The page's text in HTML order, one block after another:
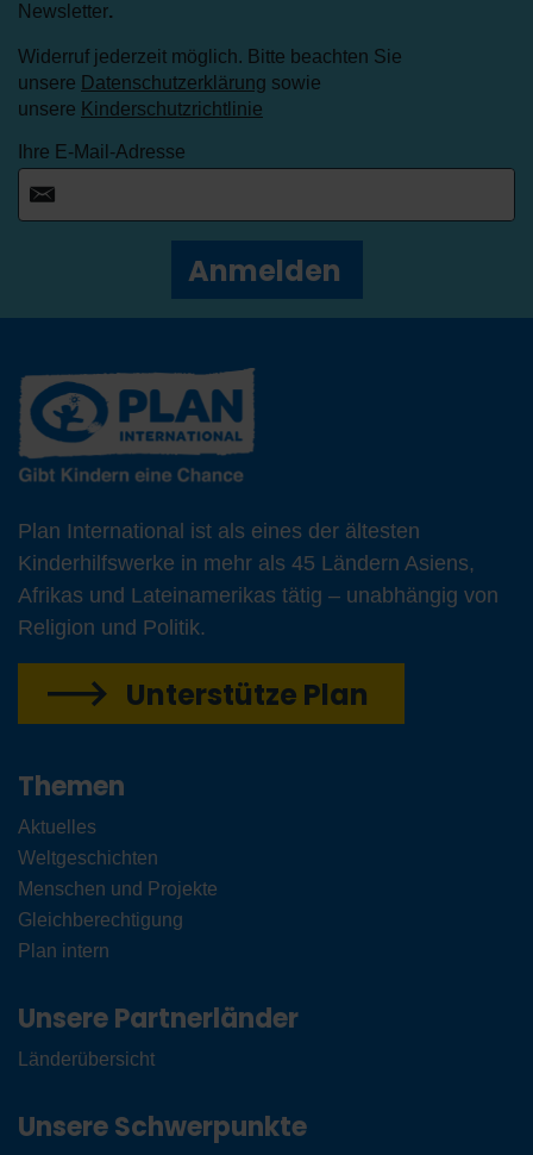
Newsletter.
Widerruf jederzeit möglich. Bitte beachten Sie
unsere Datenschutzerklärung sowie
unsere Kinderschutzrichtlinie
Ihre E-Mail-Adresse
Anmelden
Plan International ist als eines der ältesten
Kinderhilfswerke in mehr als 45 Ländern Asiens,
Afrikas und Lateinamerikas tätig – unabhängig von
Religion und Politik.
Unterstütze Plan
Themen
Aktuelles
Weltgeschichten
Menschen und Projekte
Gleichberechtigung
Plan intern
Unsere Partnerländer
Länderübersicht
Unsere Schwerpunkte